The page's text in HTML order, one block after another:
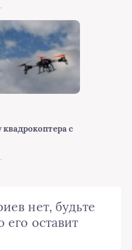
с
нет, будьте
его оставит